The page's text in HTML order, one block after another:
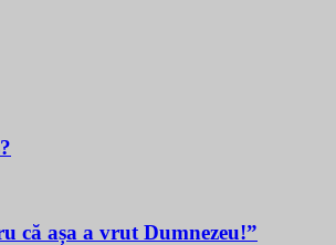
că așa a vrut Dumnezeu!”